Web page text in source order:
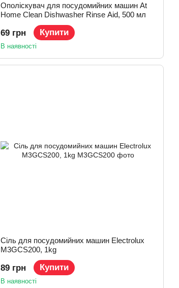
Ополіскувач для посудомийних машин At
Home Clean Dishwasher Rinse Aid, 500 мл
69 грн Купити
В наявності
Сіль для посудомийних машин Electrolux
M3GCS200, 1kg
89 грн Купити
В наявності